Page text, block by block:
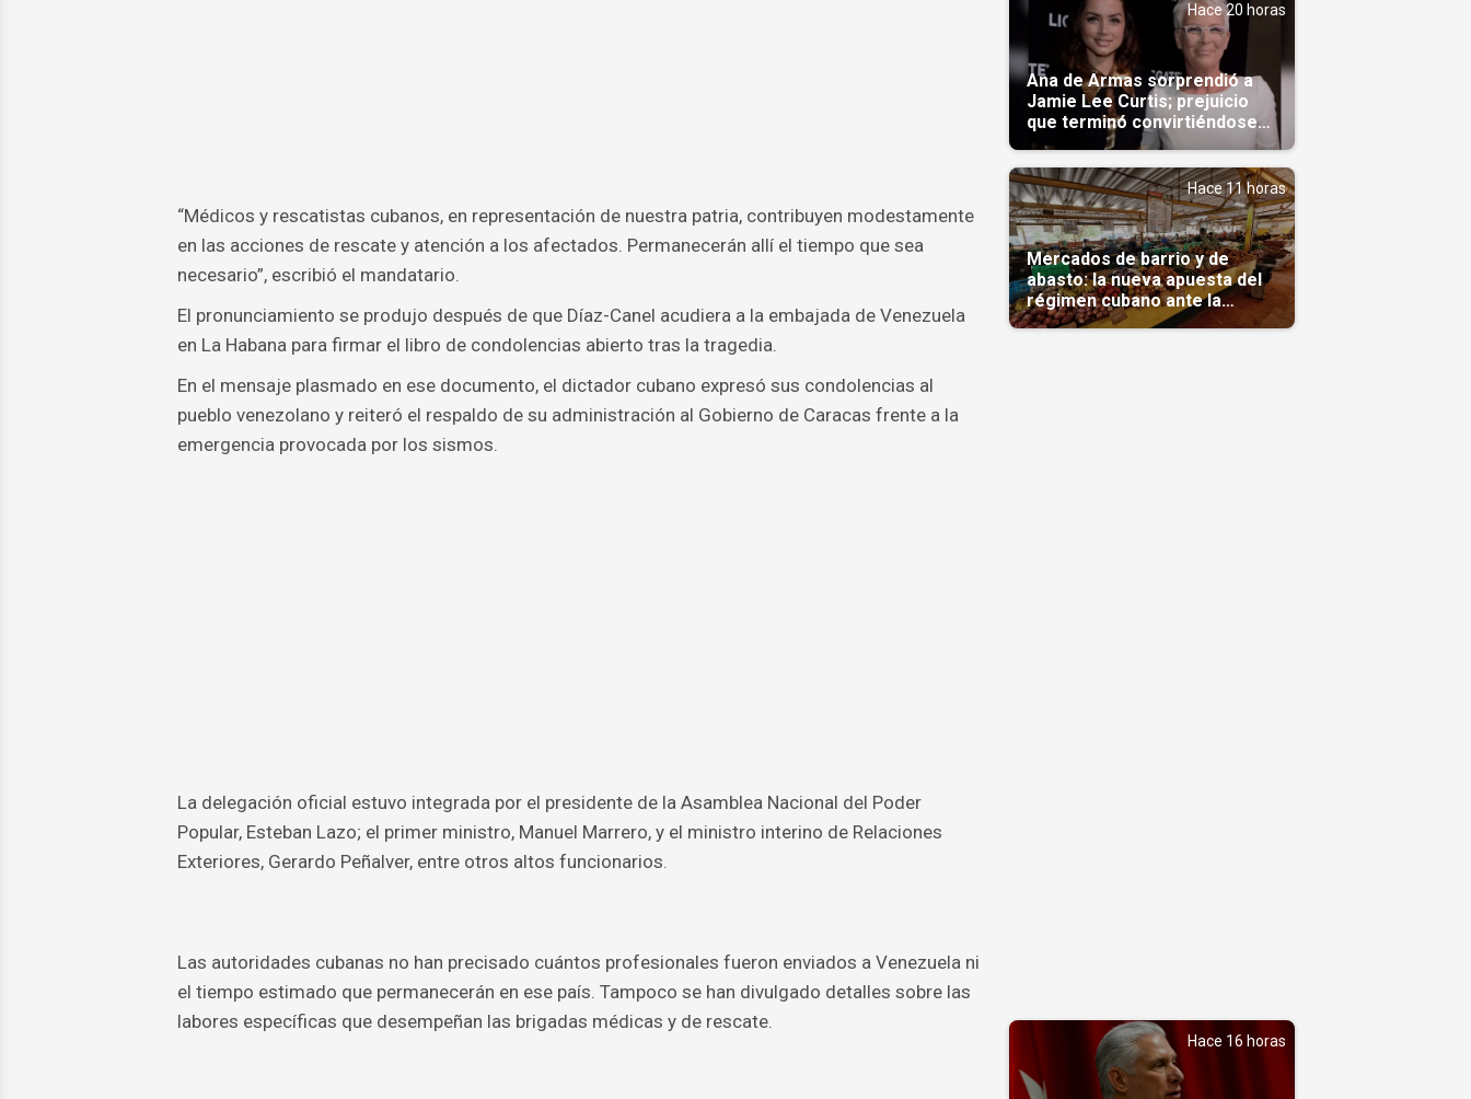
“Médicos y rescatistas cubanos, en representación de nuestra patria, contribuyen modestamente
en las acciones de rescate y atención a los afectados. Permanecerán allí el tiempo que sea
necesario”, escribió el mandatario.
El pronunciamiento se produjo después de que Díaz-Canel acudiera a la embajada de Venezuela
en La Habana para firmar el libro de condolencias abierto tras la tragedia.
En el mensaje plasmado en ese documento, el dictador cubano expresó sus condolencias al
pueblo venezolano y reiteró el respaldo de su administración al Gobierno de Caracas frente a la
emergencia provocada por los sismos.
La delegación oficial estuvo integrada por el presidente de la Asamblea Nacional del Poder
Popular, Esteban Lazo; el primer ministro, Manuel Marrero, y el ministro interino de Relaciones
Exteriores, Gerardo Peñalver, entre otros altos funcionarios.
Las autoridades cubanas no han precisado cuántos profesionales fueron enviados a Venezuela ni
el tiempo estimado que permanecerán en ese país. Tampoco se han divulgado detalles sobre las
labores específicas que desempeñan las brigadas médicas y de rescate.
Hace 20 horas
Ana de Armas sorprendió a
Jamie Lee Curtis; prejuicio
que terminó convirtiéndose
en admiración en Hollywood
Hace 11 horas
Mercados de barrio y de
abasto: la nueva apuesta del
régimen cubano ante la
escasez
Hace 16 horas